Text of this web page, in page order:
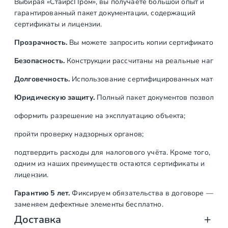
л
я
р
н
3
.
м
,
п
гарантированный пакет документации, содержащий
сертификаты и лицензии.
Прозрачность.Вы можете запросить копии сертификатов
Безопасность.Конструкции рассчитаны на реальные
Долговечность. Использование сертифицированных
Юридическую защиту.Полный пакет документов позволяет:
оформить разрешение на эксплуатацию объекта;
пройти проверку надзорных органов;
подтвердить расходы для налогового учёта. Кроме того,
одним из наших преимуществ остаются сертификаты и
лицензии.
Гарантию 5 лет. Фиксируем обязательства в договоре —
заменяем дефектные элементы бесплатно.
Доставка